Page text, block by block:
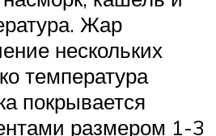
Жар
нескольких
температура
покрывается
размером 1-3